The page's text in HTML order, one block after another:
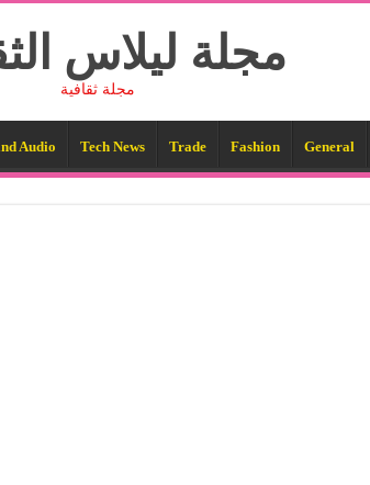
مجلة ليلاس
مجلة ثقافية
General
Fashion
Trade
Tech News
Audio